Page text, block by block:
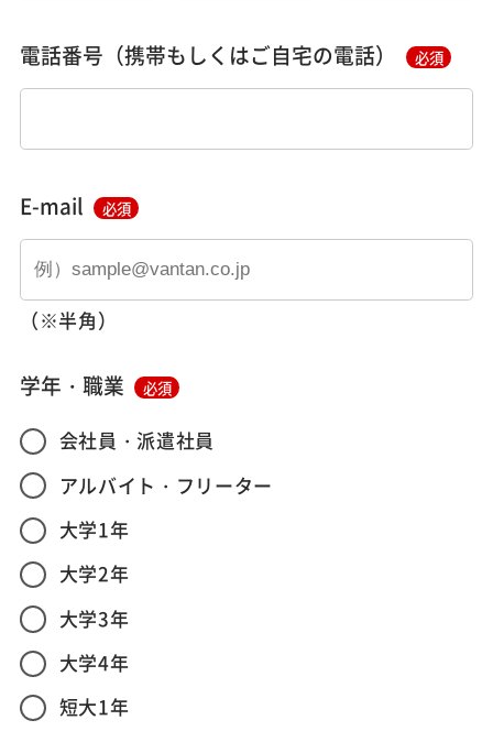
電話番号（携帯もしくはご自宅の電話） 必須
E-mail 必須
（※半角）
学年・職業 必須
会社員・派遣社員
アルバイト・フリーター
大学1年
大学2年
大学3年
大学4年
短大1年